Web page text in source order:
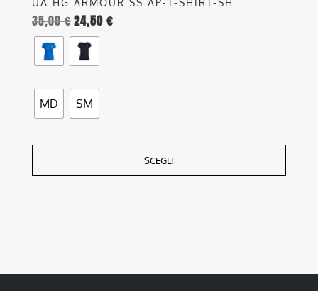
UA HG ARMOUR SS AP-T-SHIRT-SH
35,00€24,50 €
MD SM
SCEGLI